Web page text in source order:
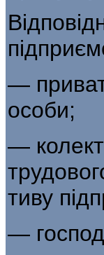
—
особи;
—
тиву
—